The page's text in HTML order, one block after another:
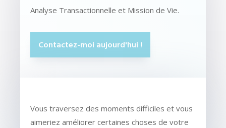
Analyse Transactionnelle et Mission de Vie.
Contactez-moi aujourd'hui !
Vous traversez des moments difficiles et vous
aimeriez améliorer certaines choses de votre